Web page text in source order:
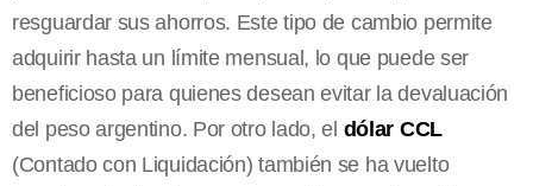
resguardar sus ahorros. Este tipo de cambio permite
adquirir hasta un límite mensual, lo que puede ser
beneficioso para quienes desean evitar la devaluación
del peso argentino. Por otro lado, el dólar CCL
(Contado con Liquidación) también se ha vuelto